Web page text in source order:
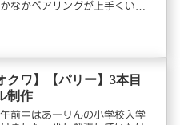
なかペアリングが上手くいき
52.4ミリ！厚みがある！ペ...
クワ】【パリー】3本目
制作
前中はあーりんの小学校入学